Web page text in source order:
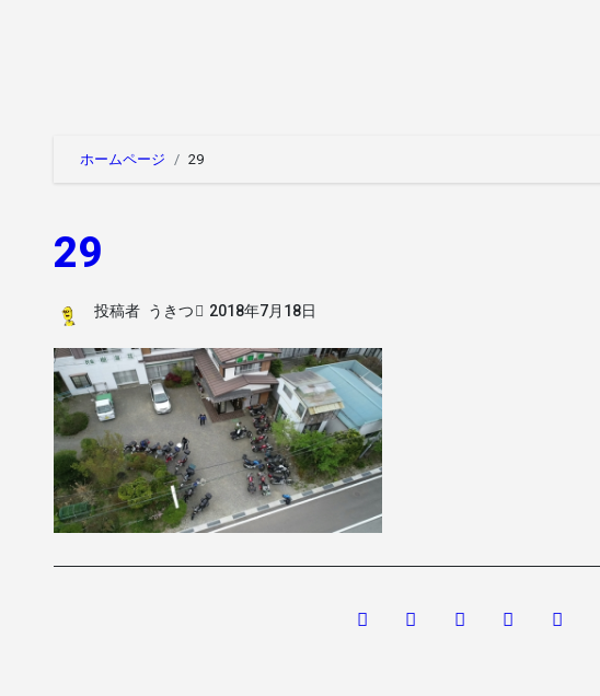
ホームページ 29
29
投稿者 うきつ 2018年7月18日